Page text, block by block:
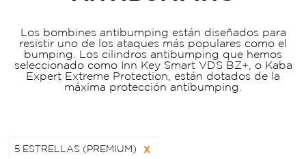
Los bombines antibumping están diseñados para
resistir uno de los ataques más populares como el
bumping. Los cilindros antibumping que hemos
seleccionado como Inn Key Smart VDS BZ+, o Kaba
Expert Extreme Protection, están dotados de la
máxima protección antibumping.
5 ESTRELLAS (PREMIUM) X